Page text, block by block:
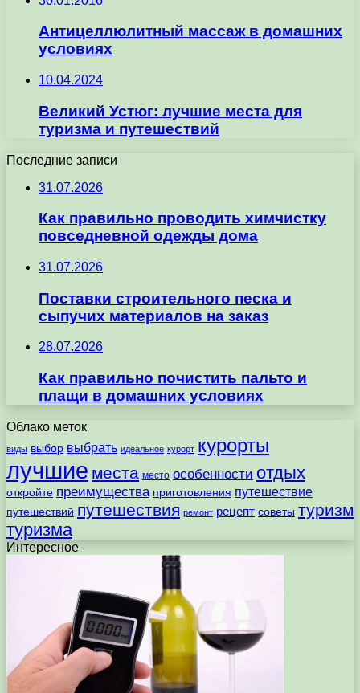
Антицеллюлитный массаж в домашних
условиях
10.04.2024
Великий Устюг: лучшие места для
туризма и путешествий
Последние записи
31.07.2026
Как правильно проводить химчистку
повседневной одежды дома
31.07.2026
Поставки строительного песка и
сыпучих материалов на заказ
28.07.2026
Как правильно почистить пальто и
плащи в домашних условиях
Облако меток
виды выбор выбрать идеальное курорт курорты
лучшие места место особенности отдых
откройте преимущества приготовления путешествие
путешествий путешествия ремонт рецепт советы туризм
туризма
Интересное